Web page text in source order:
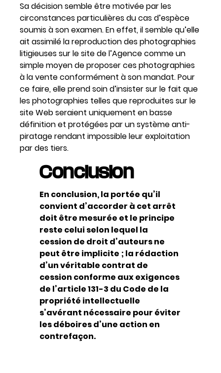
Sa décision semble être motivée par les
circonstances particulières du cas d’espèce
soumis à son examen. En effet, il semble qu’elle
ait assimilé la reproduction des photographies
litigieuses sur le site de l’Agence comme un
simple moyen de proposer ces photographies
à la vente conformément à son mandat. Pour
ce faire, elle prend soin d’insister sur le fait que
les photographies telles que reproduites sur le
site Web seraient uniquement en basse
définition et protégées par un système anti-
piratage rendant impossible leur exploitation
par des tiers.
Conclusion
En conclusion, la portée qu’il
convient d’accorder à cet arrêt
doit être mesurée et le principe
reste celui selon lequel la
cession de droit d’auteurs ne
peut être implicite ; la rédaction
d’un véritable contrat de
cession conforme aux exigences
de l’article 131-3 du Code de la
propriété intellectuelle
s’avérant nécessaire pour éviter
les déboires d’une action en
contrefaçon.